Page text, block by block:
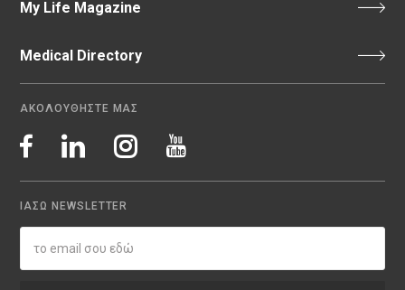
My Life Magazine
Medical Directory
ΑΚΟΛΟΥΘΗΣΤΕ ΜΑΣ
ΙΑΣΩ NEWSLETTER